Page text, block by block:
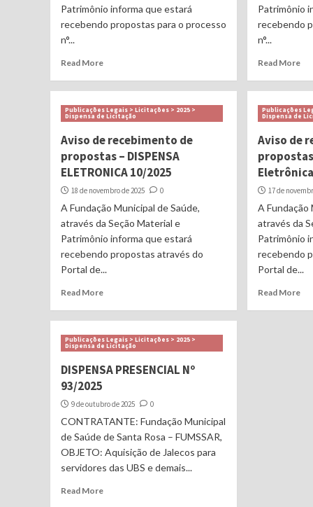
Patrimônio informa que estará
recebendo propostas para o processo
n°...
Read More
Patrimônio
recebendo
n°...
Read More
Publicações Legais > Licitações > 2025 >
Dispensa de Licitação
Aviso de recebimento de
propostas – DISPENSA
ELETRONICA 10/2025
18 de novembro de 2025 0
A Fundação Municipal de Saúde,
através da Seção Material e
Patrimônio informa que estará
recebendo propostas através do
Portal de...
Read More
Publicações
Dispensa de
Aviso de
17 de
A Fundação
através da
Patrimônio
recebendo
Portal de...
Read More
Publicações Legais > Licitações > 2025 >
Dispensa de Licitação
DISPENSA PRESENCIAL Nº
93/2025
9 de outubro de 2025 0
CONTRATANTE: Fundação Municipal
de Saúde de Santa Rosa – FUMSSAR,
OBJETO: Aquisição de Jalecos para
servidores das UBS e demais...
Read More